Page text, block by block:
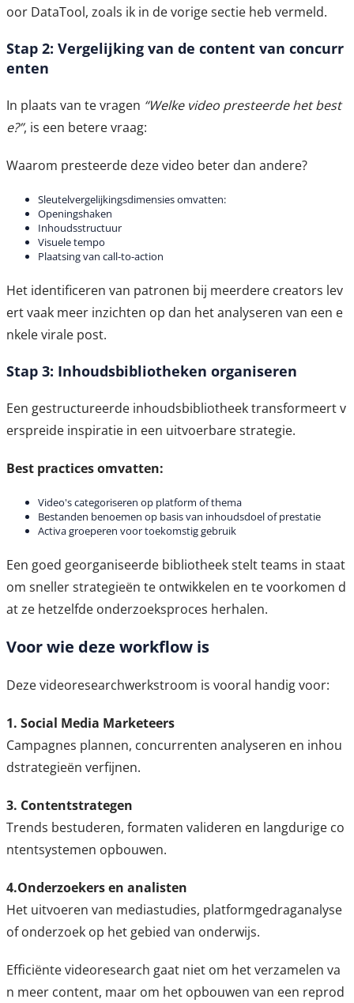
oor DataTool, zoals ik in de vorige sectie heb vermeld.
Stap 2: Vergelijking van de content van concurr
enten
In plaats van te vragen “Welke video presteerde het best
e?”, is een betere vraag:
Waarom presteerde deze video beter dan andere?
Sleutelvergelijkingsdimensies omvatten:
Openingshaken
Inhoudsstructuur
Visuele tempo
Plaatsing van call-to-action
Het identificeren van patronen bij meerdere creators lev
ert vaak meer inzichten op dan het analyseren van een e
nkele virale post.
Stap 3: Inhoudsbibliotheken organiseren
Een gestructureerde inhoudsbibliotheek transformeert v
erspreide inspiratie in een uitvoerbare strategie.
Best practices omvatten:
Video's categoriseren op platform of thema
Bestanden benoemen op basis van inhoudsdoel of prestatie
Activa groeperen voor toekomstig gebruik
Een goed georganiseerde bibliotheek stelt teams in staat
om sneller strategieën te ontwikkelen en te voorkomen d
at ze hetzelfde onderzoeksproces herhalen.
Voor wie deze workflow is
Deze videoresearchwerkstroom is vooral handig voor:
1. Social Media Marketeers
Campagnes plannen, concurrenten analyseren en inhou
dstrategieën verfijnen.
3. Contentstrategen
Trends bestuderen, formaten valideren en langdurige co
ntentsystemen opbouwen.
4.Onderzoekers en analisten
Het uitvoeren van mediastudies, platformgedraganalyse
of onderzoek op het gebied van onderwijs.
Efficiënte videoresearch gaat niet om het verzamelen va
n meer content, maar om het opbouwen van een reprod